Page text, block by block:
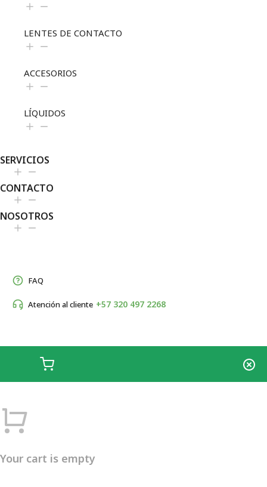
LENTES DE CONTACTO
ACCESORIOS
LÍQUIDOS
SERVICIOS
CONTACTO
NOSOTROS
FAQ
Atención al cliente +57 320 497 2268
Your cart is empty